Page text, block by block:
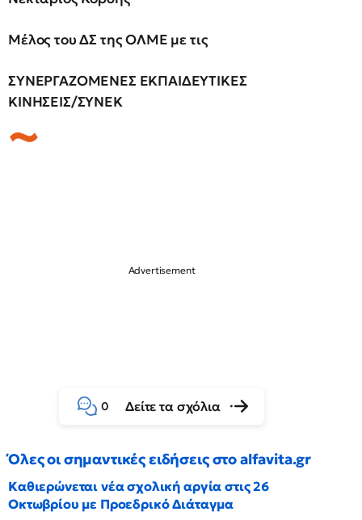
Μέλος του ΔΣ της ΟΛΜΕ με τις
ΣΥΝΕΡΓΑΖΟΜΕΝΕΣ ΕΚΠΑΙΔΕΥΤΙΚΕΣ
ΚΙΝΗΣΕΙΣ/ΣΥΝΕΚ
0 Δείτε τα σχόλια
Όλες οι σημαντικές ειδήσεις στο alfavita.gr
Καθιερώνεται νέα σχολική αργία στις 26
Οκτωβρίου με Προεδρικό Διάταγμα